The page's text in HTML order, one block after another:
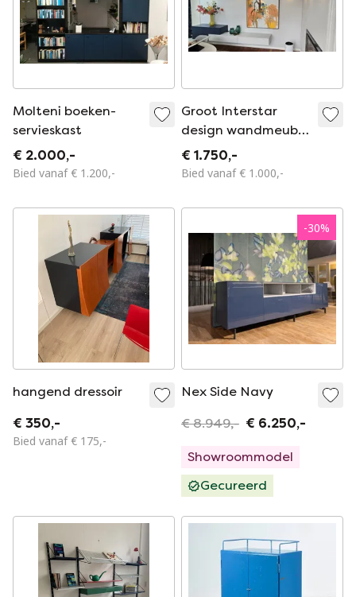
Molteni boeken-
servieskast
€ 2.000,-
Bied vanaf € 1.200,-
Groot Interstar
design wandmeubel
(293 cm) – Silver
Laqué, Kosmos
€ 1.750,-
Bied vanaf € 1.000,-
hangend dressoir
€ 350,-
Bied vanaf € 175,-
-30%
Nex Side Navy
€ 8.949,- € 6.250,-
Showroommodel
Gecureerd